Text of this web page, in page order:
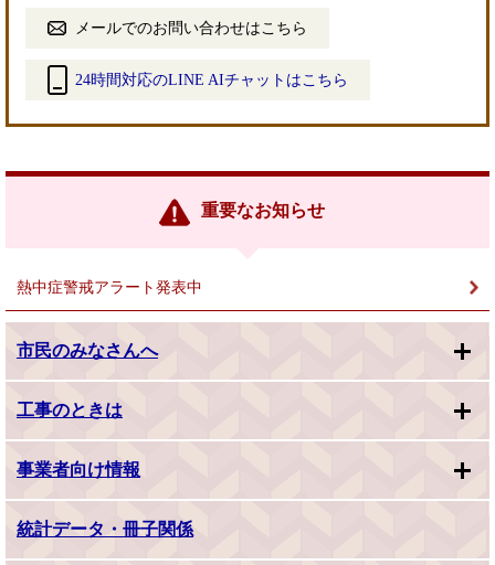
メールでのお問い合わせはこちら
24時間対応のLINE AIチャットはこちら
リ
重要なお知らせ
熱中症警戒アラート発表中
市民のみなさんへ
工事のときは
事業者向け情報
統計データ・冊子関係